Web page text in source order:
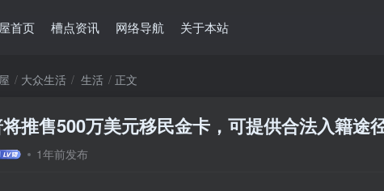
首页 槽点资讯 网络导航 关于本站
大众生活 生活 正文
推售500万美元移民金卡，可提供合法入籍途
1年前发布